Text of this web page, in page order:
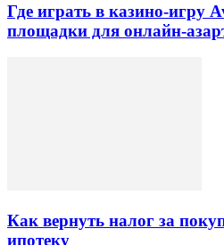
Где играть в казино-игру
площадки для онлайн-
Как вернуть налог за
ипотеку